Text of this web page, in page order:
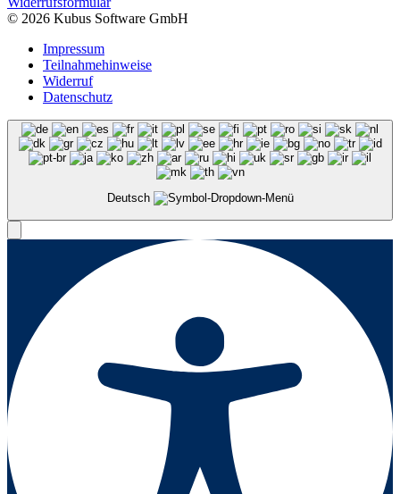
© 2026 Kubus Software GmbH
Impressum
Teilnahmehinweise
Widerruf
Datenschutz
Deutsch